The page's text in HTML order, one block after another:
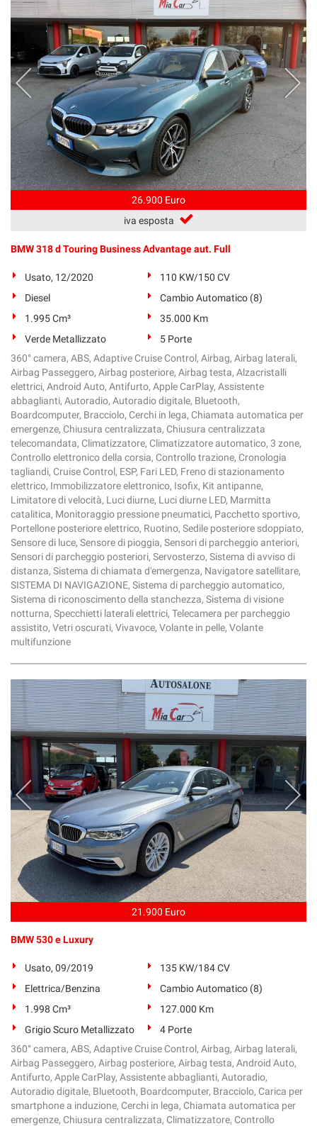
26.900 Euro
iva esposta
BMW 318 d Touring Business Advantage aut. Full
Usato, 12/2020
110 KW/150 CV
Diesel
Cambio Automatico (8)
1.995 Cm³
35.000 Km
Verde Metallizzato
5 Porte
360° camera, ABS, Adaptive Cruise Control, Airbag, Airbag laterali,
Airbag Passeggero, Airbag posteriore, Airbag testa, Alzacristalli
elettrici, Android Auto, Antifurto, Apple CarPlay, Assistente
abbaglianti, Autoradio, Autoradio digitale, Bluetooth,
Boardcomputer, Bracciolo, Cerchi in lega, Chiamata automatica per
emergenze, Chiusura centralizzata, Chiusura centralizzata
telecomandata, Climatizzatore, Climatizzatore automatico, 3 zone,
Controllo elettronico della corsia, Controllo trazione, Cronologia
tagliandi, Cruise Control, ESP, Fari LED, Freno di stazionamento
elettrico, Immobilizzatore elettronico, Isofix, Kit antipanne,
Limitatore di velocità, Luci diurne, Luci diurne LED, Marmitta
catalitica, Monitoraggio pressione pneumatici, Pacchetto sportivo,
Portellone posteriore elettrico, Ruotino, Sedile posteriore sdoppiato,
Sensore di luce, Sensore di pioggia, Sensori di parcheggio anteriori,
Sensori di parcheggio posteriori, Servosterzo, Sistema di avviso di
distanza, Sistema di chiamata d'emergenza, Navigatore satellitare,
SISTEMA DI NAVIGAZIONE, Sistema di parcheggio automatico,
Sistema di riconoscimento della stanchezza, Sistema di visione
notturna, Specchietti laterali elettrici, Telecamera per parcheggio
assistito, Vetri oscurati, Vivavoce, Volante in pelle, Volante
multifunzione
21.900 Euro
BMW 530 e Luxury
Usato, 09/2019
135 KW/184 CV
Elettrica/Benzina
Cambio Automatico (8)
1.998 Cm³
127.000 Km
Grigio Scuro Metallizzato
4 Porte
360° camera, ABS, Adaptive Cruise Control, Airbag, Airbag laterali,
Airbag Passeggero, Airbag posteriore, Airbag testa, Android Auto,
Antifurto, Apple CarPlay, Assistente abbaglianti, Autoradio,
Autoradio digitale, Bluetooth, Boardcomputer, Bracciolo, Carica per
smartphone a induzione, Cerchi in lega, Chiamata automatica per
emergenze, Chiusura centralizzata, Climatizzatore, Controllo